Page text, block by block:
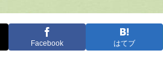
Facebook はてブ